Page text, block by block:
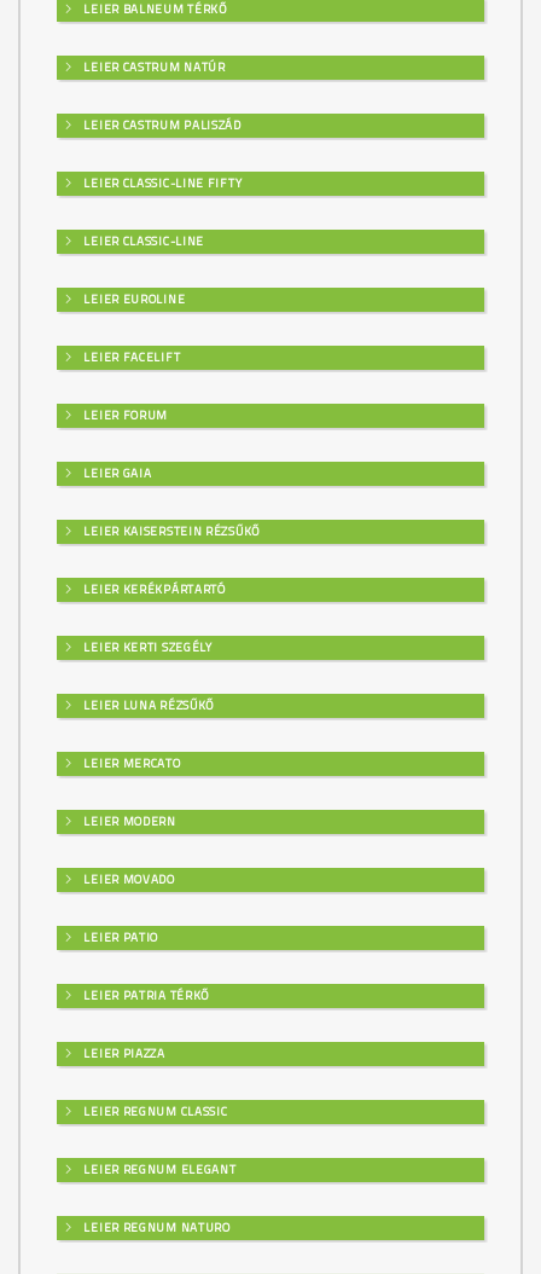
LEIER BALNEUM TÉRKŐ
LEIER CASTRUM NATÚR
LEIER CASTRUM PALISZÁD
LEIER CLASSIC-LINE FIFTY
LEIER CLASSIC-LINE
LEIER EUROLINE
LEIER FACELIFT
LEIER FORUM
LEIER GAIA
LEIER KAISERSTEIN RÉZSŰKŐ
LEIER KERÉKPÁRTARTÓ
LEIER KERTI SZEGÉLY
LEIER LUNA RÉZSŰKŐ
LEIER MERCATO
LEIER MODERN
LEIER MOVADO
LEIER PATIO
LEIER PATRIA TÉRKŐ
LEIER PIAZZA
LEIER REGNUM CLASSIC
LEIER REGNUM ELEGANT
LEIER REGNUM NATURO